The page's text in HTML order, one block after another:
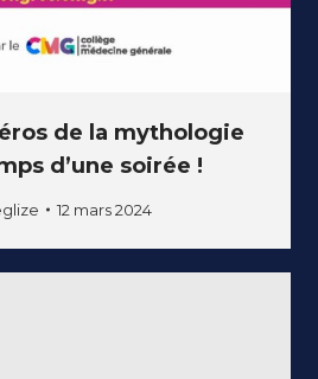
de la mythologie
d’une soirée !
12 mars 2024